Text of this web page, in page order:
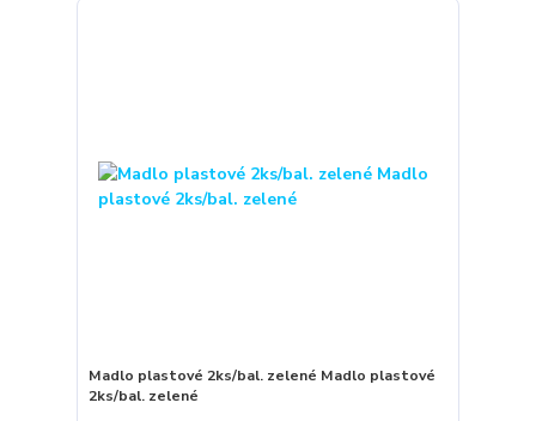
Madlo plastové 2ks/bal. zelené Madlo plastové
2ks/bal. zelené